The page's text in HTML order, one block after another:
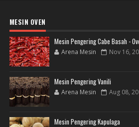
MESIN OVEN
Mesin Pengering Cabe Basah -
Arena Mesin Nov 16,
Mesin Pengering Vanili
Arena Mesin Aug 08,
Mesin Pengering Kapulaga